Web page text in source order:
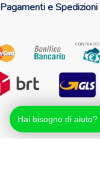
Pagamenti e Spedizioni
Hai bisogno di